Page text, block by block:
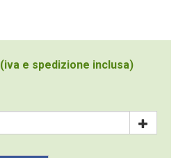
(iva e spedizione inclusa)